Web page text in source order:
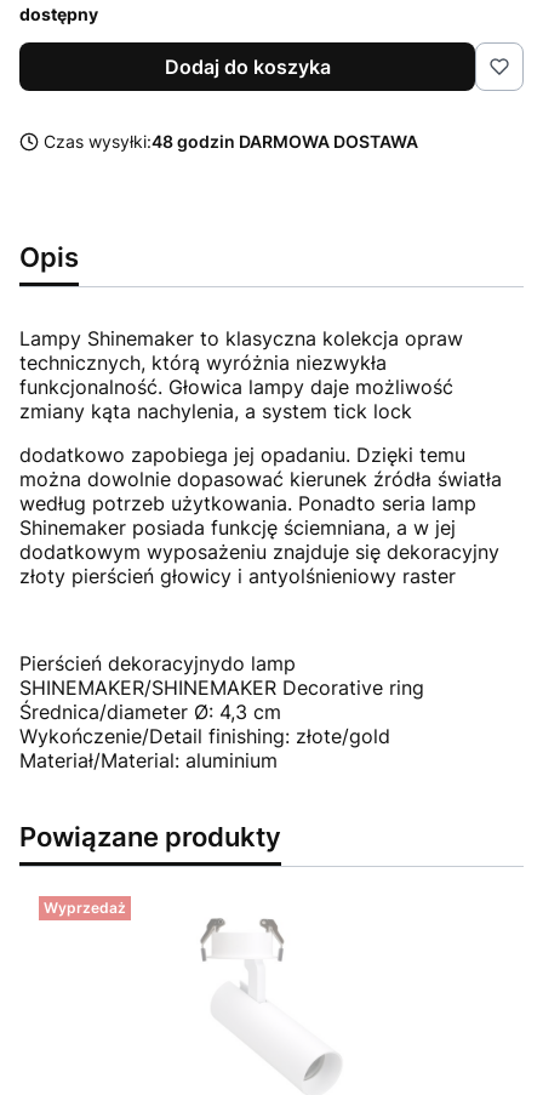
dostępny
Dodaj do koszyka
Czas wysyłki:48 godzin DARMOWA DOSTAWA
Opis
Lampy Shinemaker to klasyczna kolekcja opraw
technicznych, którą wyróżnia niezwykła
funkcjonalność. Głowica lampy daje możliwość
zmiany kąta nachylenia, a system tick lock
dodatkowo zapobiega jej opadaniu. Dzięki temu
można dowolnie dopasować kierunek źródła światła
według potrzeb użytkowania. Ponadto seria lamp
Shinemaker posiada funkcję ściemniana, a w jej
dodatkowym wyposażeniu znajduje się dekoracyjny
złoty pierścień głowicy i antyolśnieniowy raster
Pierścień dekoracyjnydo lamp
SHINEMAKER/SHINEMAKER Decorative ring
Średnica/diameter Ø: 4,3 cm
Wykończenie/Detail finishing: złote/gold
Materiał/Material: aluminium
Powiązane produkty
Wyprzedaż